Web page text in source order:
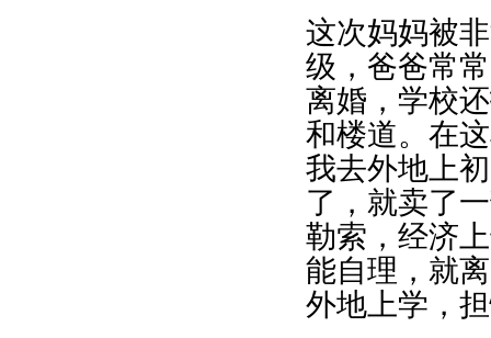
这次妈妈被
级，爸爸常
离婚，学校
和楼道。在
我去外地上
了，就卖了
勒索，经济
能自理，就
外地上学，